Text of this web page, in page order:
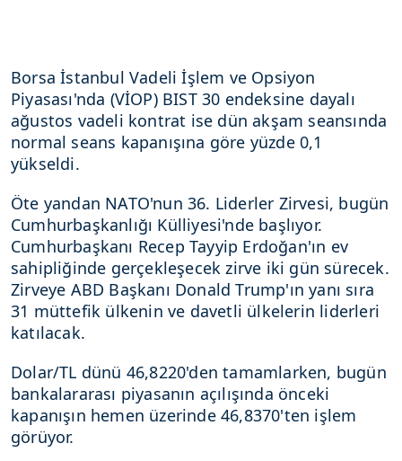
Borsa İstanbul Vadeli İşlem ve Opsiyon
Piyasası'nda (VİOP) BIST 30 endeksine dayalı
ağustos vadeli kontrat ise dün akşam seansında
normal seans kapanışına göre yüzde 0,1
yükseldi.
Öte yandan NATO'nun 36. Liderler Zirvesi, bugün
Cumhurbaşkanlığı Külliyesi'nde başlıyor.
Cumhurbaşkanı Recep Tayyip Erdoğan'ın ev
sahipliğinde gerçekleşecek zirve iki gün sürecek.
Zirveye ABD Başkanı Donald Trump'ın yanı sıra
31 müttefik ülkenin ve davetli ülkelerin liderleri
katılacak.
Dolar/TL dünü 46,8220'den tamamlarken, bugün
bankalararası piyasanın açılışında önceki
kapanışın hemen üzerinde 46,8370'ten işlem
görüyor.